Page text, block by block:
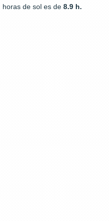
horas de sol es de 8.9 h.